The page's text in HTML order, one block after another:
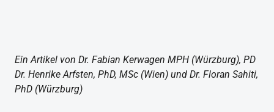
Ein Artikel von Dr. Fabian Kerwagen MPH (Würzburg), PD
Dr. Henrike Arfsten, PhD, MSc (Wien) und Dr. Floran Sahiti,
PhD (Würzburg)